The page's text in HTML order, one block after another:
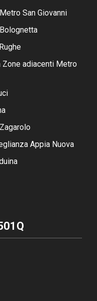
San Giovanni
adiacenti Metro
Appia Nuova